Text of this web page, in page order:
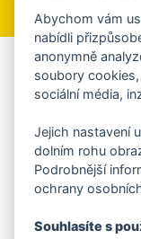
Chcete dostávat
ankety,
Abychom vám
nabídli
anonymně
soubory
sociální média,
Jejich nastavení
dolním rohu
Podrobnější
ochrany
Souhlasíte s